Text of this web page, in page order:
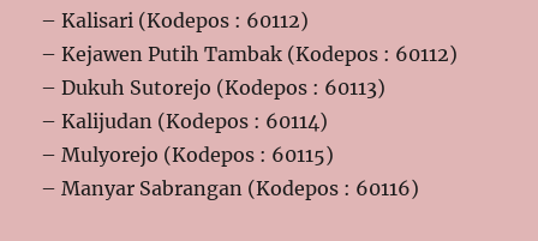
– Kalisari (Kodepos : 60112)
– Kejawen Putih Tambak (Kodepos : 60112)
– Dukuh Sutorejo (Kodepos : 60113)
– Kalijudan (Kodepos : 60114)
– Mulyorejo (Kodepos : 60115)
– Manyar Sabrangan (Kodepos : 60116)